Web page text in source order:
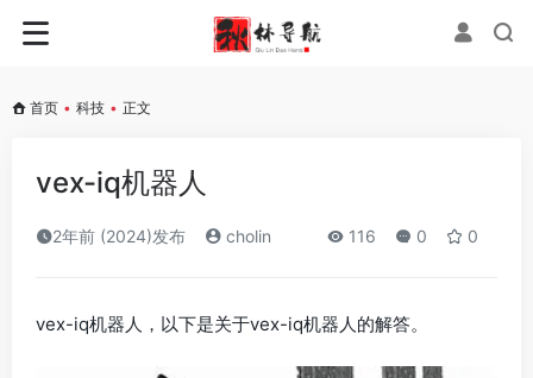
首页 • 科技 • 正文
vex-iq机器人
2年前 (2024)发布 cholin 116 0 0
vex-iq机器人，以下是关于vex-iq机器人的解答。